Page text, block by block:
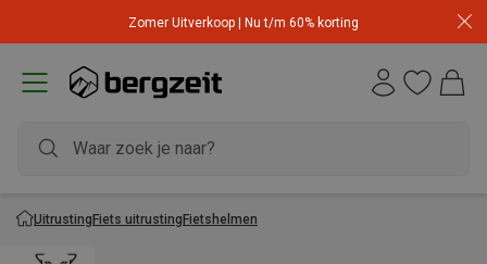
Zomer Uitverkoop | Nu t/m 60% korting
UitrustingFiets uitrustingFietshelmen